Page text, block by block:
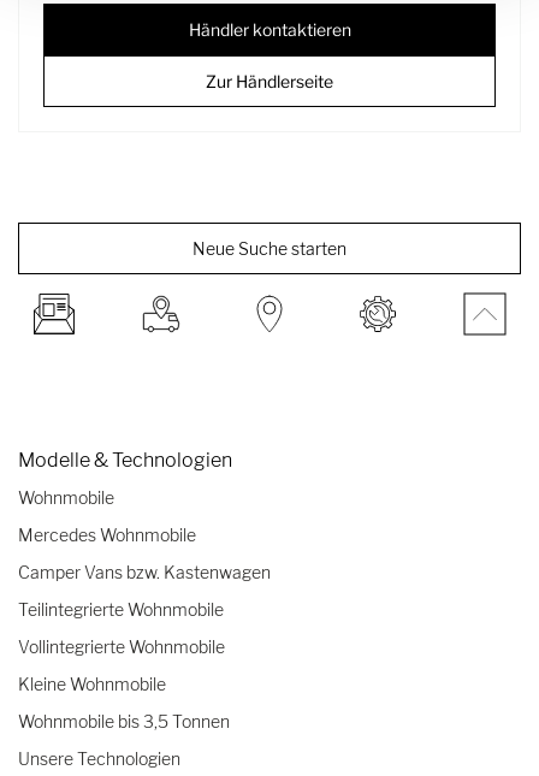
Händler kontaktieren
Zur Händlerseite
Neue Suche starten
Modelle & Technologien
Wohnmobile
Mercedes Wohnmobile
Camper Vans bzw. Kastenwagen
Teilintegrierte Wohnmobile
Vollintegrierte Wohnmobile
Kleine Wohnmobile
Wohnmobile bis 3,5 Tonnen
Unsere Technologien